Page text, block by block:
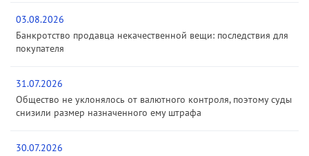
03.08.2026
Банкротство продавца некачественной вещи: последствия для
покупателя
31.07.2026
Общество не уклонялось от валютного контроля, поэтому суды
снизили размер назначенного ему штрафа
30.07.2026